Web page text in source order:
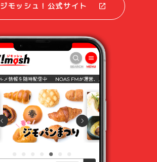
ジモッシュ！公式サイト